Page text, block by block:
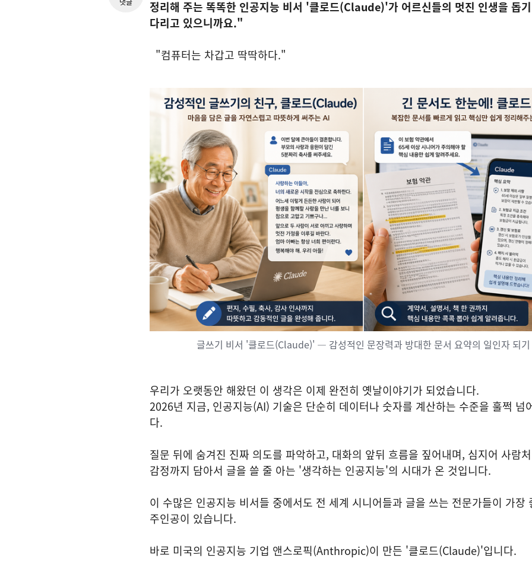
정리해 주는 똑똑한 인공지능 비서 '클로드(Claude)'가 어르신들의 멋진 인생을 돕
다리고 있으니까요."
"컴퓨터는 차갑고 딱딱하다."
글쓰기 비서 '클로드(Claude)' — 감성적인 문장력과 방대한 문서 요약의 일인자 되기
우리가 오랫동안 해왔던 이 생각은 이제 완전히 옛날이야기가 되었습니다.
2026년 지금, 인공지능(AI) 기술은 단순히 데이터나 숫자를 계산하는 수준을 훌쩍 넘
다.
질문 뒤에 숨겨진 진짜 의도를 파악하고, 대화의 앞뒤 흐름을 짚어내며, 심지어 사람
감정까지 담아서 글을 쓸 줄 아는 '생각하는 인공지능'의 시대가 온 것입니다.
이 수많은 인공지능 비서들 중에서도 전 세계 시니어들과 글을 쓰는 전문가들이 가장
주인공이 있습니다.
바로 미국의 인공지능 기업 앤스로픽(Anthropic)이 만든 '클로드(Claude)'입니다.